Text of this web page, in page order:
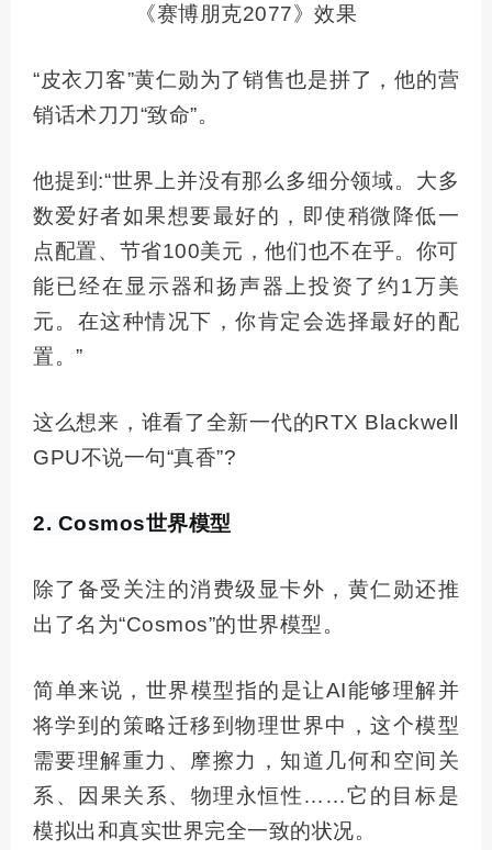
《赛博朋克2077》效果
“皮衣刀客”黄仁勋为了销售也是拼了，他的营
销话术刀刀“致命”。
他提到:“世界上并没有那么多细分领域。大多
数爱好者如果想要最好的，即使稍微降低一
点配置、节省100美元，他们也不在乎。你可
能已经在显示器和扬声器上投资了约1万美
元。在这种情况下，你肯定会选择最好的配
置。”
这么想来，谁看了全新一代的RTX Blackwell
GPU不说一句“真香”?
2. Cosmos世界模型
除了备受关注的消费级显卡外，黄仁勋还推
出了名为“Cosmos”的世界模型。
简单来说，世界模型指的是让AI能够理解并
将学到的策略迁移到物理世界中，这个模型
需要理解重力、摩擦力，知道几何和空间关
系、因果关系、物理永恒性……它的目标是
模拟出和真实世界完全一致的状况。